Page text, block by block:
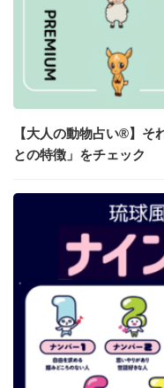
【大人の動物占い®】そ
との特徴」をチェック